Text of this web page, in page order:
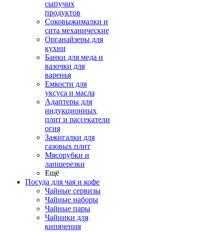
сыпучих
продуктов
Соковыжималки и
сита механические
Органайзеры для
кухни
Банки для меда и
вазочки для
варенья
Емкости для
уксуса и масла
Адаптеры для
индукционных
плит и рассекатели
огня
Зажигалки для
газовых плит
Мясорубки и
лапшерезки
Ещё
Посуда для чая и кофе
Чайные сервизы
Чайные наборы
Чайные пары
Чайники для
кипячения